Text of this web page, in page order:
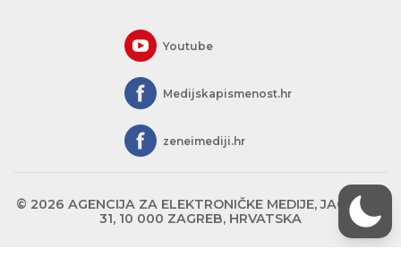
Youtube
Medijskapismenost.hr
zeneimediji.hr
© 2026 AGENCIJA ZA ELEKTRONIČKE MEDIJE, JAGIĆEVA
31, 10 000 ZAGREB, HRVATSKA